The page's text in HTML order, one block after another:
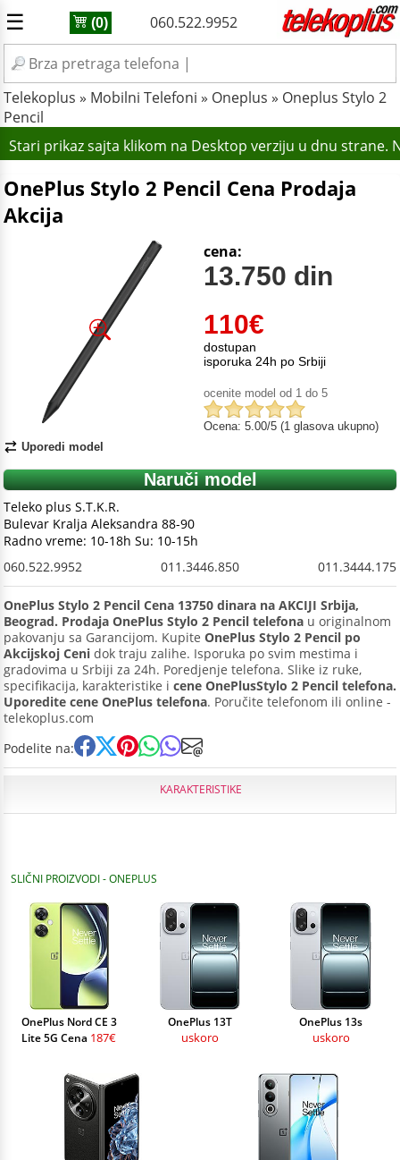
☰ (0) 060.522.9952
Telekoplus » Mobilni Telefoni » Oneplus » Oneplus Stylo 2
Pencil
Stari prikaz sajta klikom na Desktop verziju u dnu
OnePlus Stylo 2 Pencil Cena Prodaja
Akcija
Uporedi model
110€
cena:
13.750 din
dostupan
isporuka 24h po Srbiji
ocenite model od 1 do 5
Ocena: 5.00/5 (1 glasova ukupno)
Naruči model
Teleko plus S.T.K.R.
Bulevar Kralja Aleksandra 88-90
Radno vreme: 10-18h Su: 10-15h
060.522.9952
011.3446.850 011.3444.175
OnePlus Stylo 2 Pencil Cena 13750 dinara na AKCIJI Srbija,
Beograd. Prodaja OnePlus Stylo 2 Pencil telefona u originalnom
pakovanju sa Garancijom. Kupite OnePlus Stylo 2 Pencil po
Akcijskoj Ceni dok traju zalihe. Isporuka po svim mestima i
gradovima u Srbiji za 24h. Poredjenje telefona. Slike iz ruke,
specifikacija, karakteristike i cene OnePlusStylo 2 Pencil telefona.
Uporedite cene OnePlus telefona. Poručite telefonom ili online -
telekoplus.com
Podelite na:
KARAKTERISTIKE
SLIČNI PROIZVODI - ONEPLUS
OnePlus Nord CE 3
Lite 5G Cena 187€
OnePlus 13T
uskoro
OnePlus 13s
uskoro